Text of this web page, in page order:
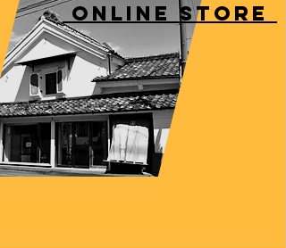
ONLINE STORE